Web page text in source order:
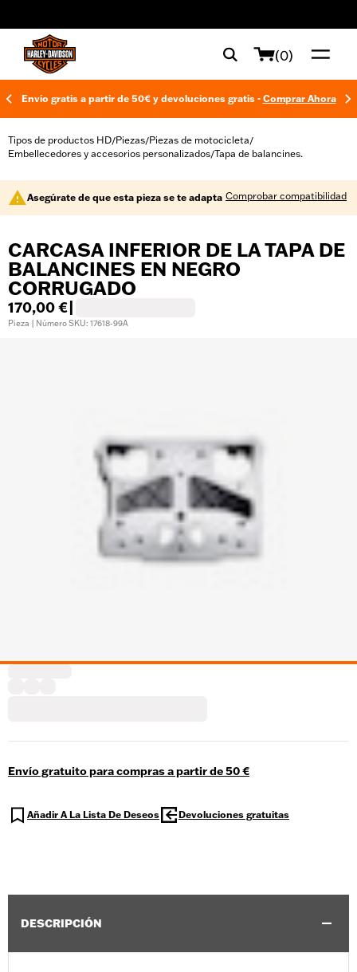
(0)
Envío gratis a partir de 50€ y devoluciones gratis - Comprar Ahora
Tipos de productos HD/Piezas/Piezas de motocicleta/
Embellecedores y accesorios personalizados/Tapa de balancines.
Asegúrate de que esta pieza se te adapta Comprobar compatibilidad
CARCASA INFERIOR DE LA TAPA DE
BALANCINES EN NEGRO
CORRUGADO
170,00 €
Pieza | Número SKU: 17618-99A
Envío gratuito para compras a partir de 50 €
Añadir A La Lista De Deseos Devoluciones gratuitas
DESCRIPCIÓN